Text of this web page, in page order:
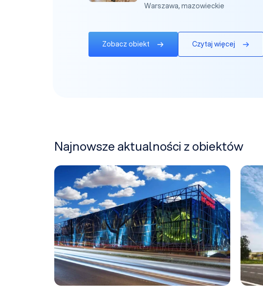
Warszawa,mazowieckie
Zobacz obiekt Czytaj więcej
Najnowsze aktualności z obiektów